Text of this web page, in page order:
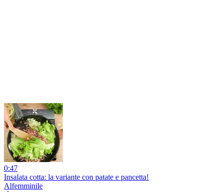
0:47
Insalata cotta: la variante con patate e pancetta!
Alfemminile